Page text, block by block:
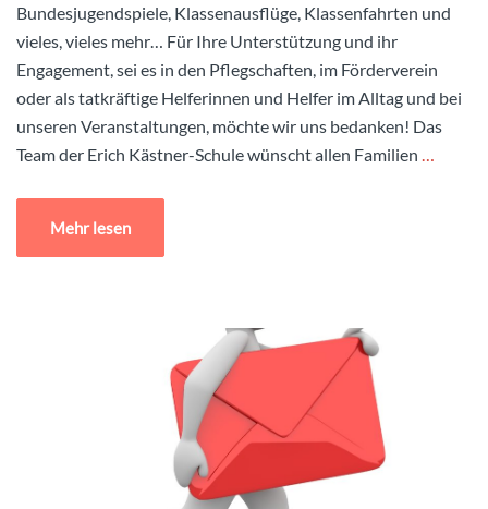
Bundesjugendspiele, Klassenausflüge, Klassenfahrten und
vieles, vieles mehr… Für Ihre Unterstützung und ihr
Engagement, sei es in den Pflegschaften, im Förderverein
oder als tatkräftige Helferinnen und Helfer im Alltag und bei
unseren Veranstaltungen, möchte wir uns bedanken! Das
Team der Erich Kästner-Schule wünscht allen Familien …
Mehr lesen